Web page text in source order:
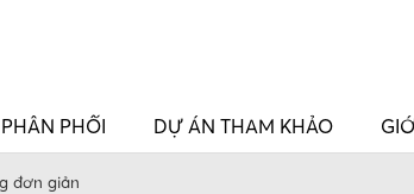
PHỐI DỰ ÁN THAM KHẢO
đơn giản